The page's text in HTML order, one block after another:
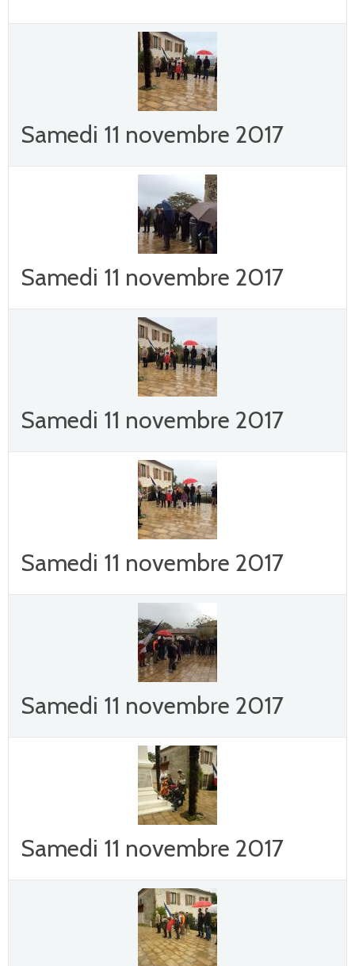
Samedi 11 novembre 2017
Samedi 11 novembre 2017
Samedi 11 novembre 2017
Samedi 11 novembre 2017
Samedi 11 novembre 2017
Samedi 11 novembre 2017